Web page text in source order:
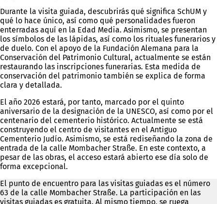
Durante la visita guiada, descubrirás qué significa SchUM y
qué lo hace único, así como qué personalidades fueron
enterradas aquí en la Edad Media. Asimismo, se presentan
los símbolos de las lápidas, así como los rituales funerarios y
de duelo. Con el apoyo de la Fundación Alemana para la
Conservación del Patrimonio Cultural, actualmente se están
restaurando las inscripciones funerarias. Esta medida de
conservación del patrimonio también se explica de forma
clara y detallada.
El año 2026 estará, por tanto, marcado por el quinto
aniversario de la designación de la UNESCO, así como por el
centenario del cementerio histórico. Actualmente se está
construyendo el centro de visitantes en el Antiguo
Cementerio Judío. Asimismo, se está rediseñando la zona de
entrada de la calle Mombacher Straße. En este contexto, a
pesar de las obras, el acceso estará abierto ese día solo de
forma excepcional.
El punto de encuentro para las visitas guiadas es el número
63 de la calle Mombacher Straße. La participación en las
visitas guiadas es gratuita. Al mismo tiempo, se ruega